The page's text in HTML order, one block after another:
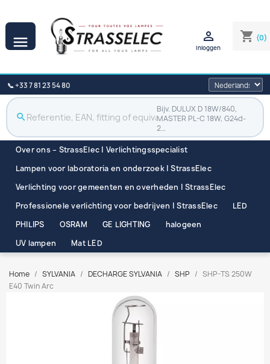
 shopping_cart (0)

Inloggen
📞 +33 7 81 23 54 80
search
Bijv. DULUX D 18W/840,
MASTER PL-C 18W, G24d-
2…
Over ons – StrassElec | Verlichtingsspecialist
Lampen voor laboratoria en onderzoek | StrassElec
Verlichting voor gemeenten en overheden | StrassElec
Professionele verlichting voor bedrijven | StrassElec
LED
PHILIPS
OSRAM GE LIGHTING
halogeen
UV lampen
Mat LED
Home SYLVANIA DECHARGE SYLVANIA SHP
SHP-TS 250W
E40 Twin Arc